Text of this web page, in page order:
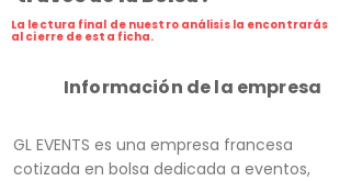
La lectura final de nuestro análisis la encontrarás
al cierre de esta ficha.
Información de la empresa
GL EVENTS es una empresa francesa
cotizada en bolsa dedicada a eventos,